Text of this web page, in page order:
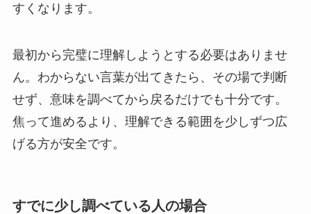
すくなります。
最初から完璧に理解しようとする必要はありませ
ん。わからない言葉が出てきたら、その場で判断
せず、意味を調べてから戻るだけでも十分です。
焦って進めるより、理解できる範囲を少しずつ広
げる方が安全です。
すでに少し調べている人の場合